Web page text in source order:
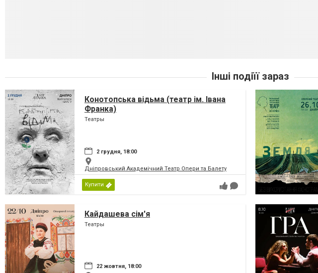
Інші подіїї зараз
Конотопська відьма (театр ім. Івана
Франка)
Театры
2 грудня, 18:00
Дніпровський Академічний Театр Опери та Балету
Купити
Кайдашева сім'я
Театры
22 жовтня, 18:00